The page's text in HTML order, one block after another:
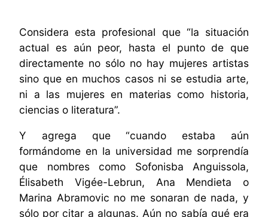
Considera esta profesional que “la situación
actual es aún peor, hasta el punto de que
directamente no sólo no hay mujeres artistas
sino que en muchos casos ni se estudia arte,
ni a las mujeres en materias como historia,
ciencias o literatura”.
Y agrega que “cuando estaba aún
formándome en la universidad me sorprendía
que nombres como Sofonisba Anguissola,
Élisabeth Vigée-Lebrun, Ana Mendieta o
Marina Abramovic no me sonaran de nada, y
sólo por citar a algunas. Aún no sabía qué era